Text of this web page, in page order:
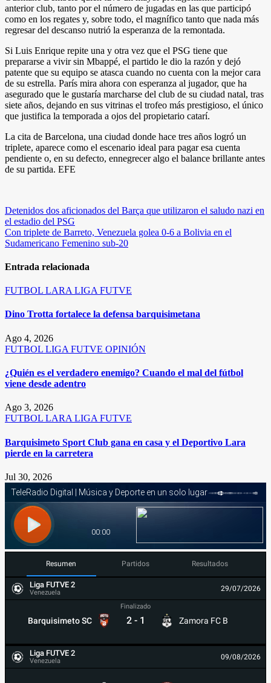
anterior club, tanto por el número de jugadas en las que participó
como en los regates y, sobre todo, el magnífico tanto que nada más
regresar del descanso nutrió la esperanza de la remontada.
Si Luis Enrique repite una y otra vez que el PSG tiene que
prepararse a vivir sin Mbappé, el partido le dio la razón y dejó
patente que su equipo se atasca cuando no cuenta con la mejor cara
de su estrella. París mira ahora con esperanza al jugador, que ha
asegurado que le gustaría marcharse del club de su ciudad natal, tras
siete años, dejando en sus vitrinas el trofeo más prestigioso, el único
que justifica la temporada a ojos del propietario catarí.
La cita de Barcelona, una ciudad donde hace tres años logró un
triplete, aparece como el escenario ideal para pagar esa cuenta
pendiente o, en su defecto, ennegrecer algo el balance brillante antes
de su partida. EFE
Navegación
de
entradas
Detenidos dos aficionados del Barça que utilizaron el saludo nazi en
el estadio del PSG
Con triplete de Barreto, Venezuela golea 0-6 a Bolivia en el
Sudamericano Femenino sub-20
Entrada relacionada
FUTBOL LARA LIGA FUTVE
Dino Trotta fortalece la defensa barquisimetana
Ago 4, 2026
FUTBOL LIGA FUTVE OPINIÓN
¿Quién es el verdadero enemigo? Cuando el mal del fútbol
viene desde adentro
Ago 3, 2026
FUTBOL LARA LIGA FUTVE
Barquisimeto Sport Club gana en casa y el Deportivo Lara
pierde en la carretera
Jul 30, 2026
Resumen Partidos Resultados
Liga FUTVE 2
Venezuela 29/07/2026
Barquisimeto SC
Finalizado
2 - 1 Zamora FC B
Liga FUTVE 2
Venezuela 09/08/2026